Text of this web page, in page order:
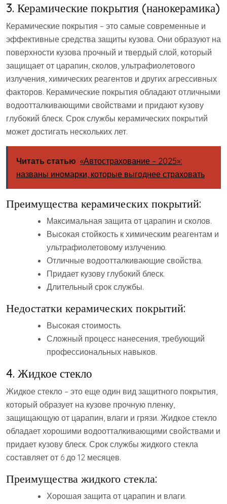
3. Керамические покрытия (нанокерамика)
Керамические покрытия – это самые современные и
эффективные средства защиты кузова. Они образуют на
поверхности кузова прочный и твердый слой, который
защищает от царапин, сколов, ультрафиолетового
излучения, химических реагентов и других агрессивных
факторов. Керамические покрытия обладают отличными
водоотталкивающими свойствами и придают кузову
глубокий блеск. Срок службы керамических покрытий
может достигать нескольких лет.
Читать статью «Автострахование – 2025»:
названы иномарки, которые выгоднее страховать
Преимущества керамических покрытий:
Максимальная защита от царапин и сколов.
Высокая стойкость к химическим реагентам и
ультрафиолетовому излучению.
Отличные водоотталкивающие свойства.
Придает кузову глубокий блеск.
Длительный срок службы.
Недостатки керамических покрытий:
Высокая стоимость.
Сложный процесс нанесения, требующий
профессиональных навыков.
4. Жидкое стекло
Жидкое стекло – это еще один вид защитного покрытия,
который образует на кузове прочную пленку,
защищающую от царапин, влаги и грязи. Жидкое стекло
обладает хорошими водоотталкивающими свойствами и
придает кузову блеск. Срок службы жидкого стекла
составляет от 6 до 12 месяцев.
Преимущества жидкого стекла:
Хорошая защита от царапин и влаги.